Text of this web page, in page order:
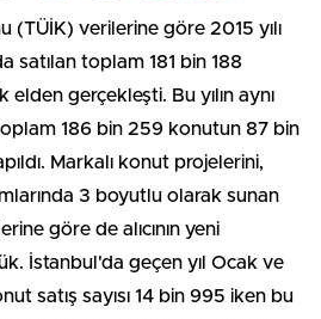
(TÜİK) verilerine göre 2015 yılı
satılan toplam 181 bin 188
gerçekleşti. Bu yılın aynı
186 bin 259 konutun 87 bin
Markalı konut projelerini,
3 boyutlu olarak sunan
göre de alıcının yeni
İstanbul'da geçen yıl Ocak ve
satış sayısı 14 bin 995 iken bu